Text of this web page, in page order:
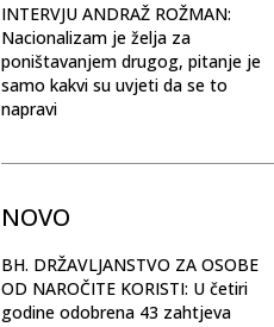
INTERVJU ANDRAŽ ROŽMAN:
Nacionalizam je želja za
poništavanjem drugog, pitanje je
samo kakvi su uvjeti da se to
napravi
NOVO
BH. DRŽAVLJANSTVO ZA OSOBE
OD NAROČITE KORISTI: U četiri
godine odobrena 43 zahtjeva